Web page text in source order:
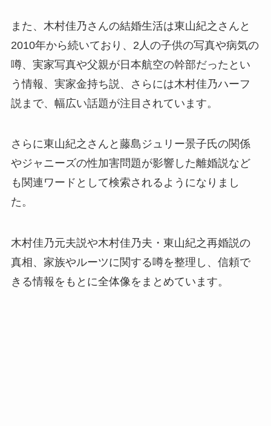
また、木村佳乃さんの結婚生活は東山紀之さんと
2010年から続いており、2人の子供の写真や病気の
噂、実家写真や父親が日本航空の幹部だったとい
う情報、実家金持ち説、さらには木村佳乃ハーフ
説まで、幅広い話題が注目されています。
さらに東山紀之さんと藤島ジュリー景子氏の関係
やジャニーズの性加害問題が影響した離婚説など
も関連ワードとして検索されるようになりまし
た。
木村佳乃元夫説や木村佳乃夫・東山紀之再婚説の
真相、家族やルーツに関する噂を整理し、信頼で
きる情報をもとに全体像をまとめています。